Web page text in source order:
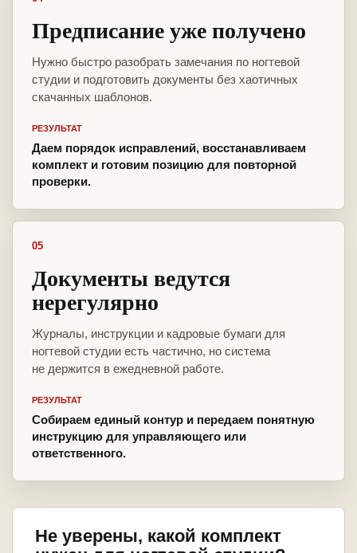
Предписание уже получено
Нужно быстро разобрать замечания по ногтевой
студии и подготовить документы без хаотичных
скачанных шаблонов.
РЕЗУЛЬТАТ
Даем порядок исправлений, восстанавливаем
комплект и готовим позицию для повторной
проверки.
05
Документы ведутся
нерегулярно
Журналы, инструкции и кадровые бумаги для
ногтевой студии есть частично, но система
не держится в ежедневной работе.
РЕЗУЛЬТАТ
Собираем единый контур и передаем понятную
инструкцию для управляющего или
ответственного.
Не уверены, какой комплект